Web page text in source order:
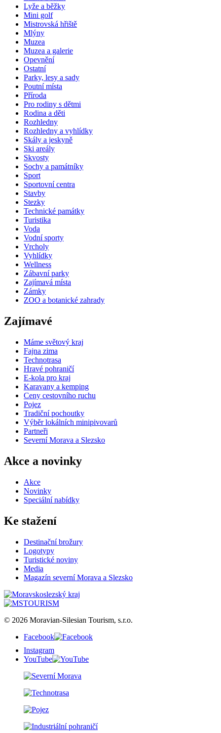
Lyže a běžky
Mini golf
Mistrovská hřiště
Mlýny
Muzea
Muzea a galerie
Opevnění
Ostatní
Parky, lesy a sady
Poutní místa
Příroda
Pro rodiny s dětmi
Rodina a děti
Rozhledny
Rozhledny a vyhlídky
Skály a jeskyně
Ski areály
Skvosty
Sochy a památníky
Sport
Sportovní centra
Stavby
Stezky
Technické památky
Turistika
Voda
Vodní sporty
Vrcholy
Vyhlídky
Wellness
Zábavní parky
Zajímavá místa
Zámky
ZOO a botanické zahrady
Zajímavé
Máme světový kraj
Fajna zima
Technotrasa
Hravé pohraničí
E-kola pro kraj
Karavany a kemping
Ceny cestovního ruchu
Pojez
Tradiční pochoutky
Výběr lokálních minipivovarů
Partneři
Severní Morava a Slezsko
Akce a novinky
Akce
Novinky
Speciální nabídky
Ke stažení
Destinační brožury
Logotypy
Turistické noviny
Media
Magazín severní Morava a Slezsko
© 2026 Moravian-Silesian Tourism, s.r.o.
Facebook
Instagram
YouTube